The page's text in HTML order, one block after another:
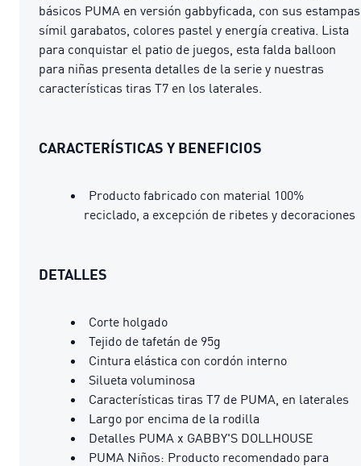
básicos PUMA en versión gabbyficada, con sus estampas
símil garabatos, colores pastel y energía creativa. Lista
para conquistar el patio de juegos, esta falda balloon
para niñas presenta detalles de la serie y nuestras
características tiras T7 en los laterales.
CARACTERÍSTICAS Y BENEFICIOS
Producto fabricado con material 100%
reciclado, a excepción de ribetes y decoraciones
DETALLES
Corte holgado
Tejido de tafetán de 95g
Cintura elástica con cordón interno
Silueta voluminosa
Características tiras T7 de PUMA, en laterales
Largo por encima de la rodilla
Detalles PUMA x GABBY'S DOLLHOUSE
PUMA Niños: Producto recomendado para